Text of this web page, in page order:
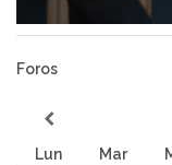
Foros
Lun Mar